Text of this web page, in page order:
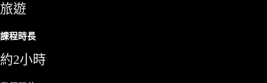
旅遊
課程時長
約2小時